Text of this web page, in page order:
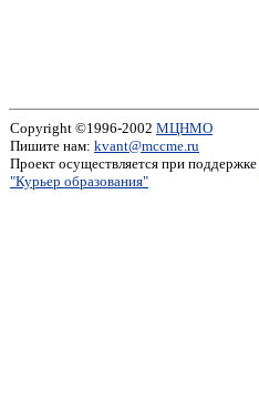
Copyright ©1996-2002 МЦНМО
Пишите нам: kvant@mccme.ru
Проект осуществляется при поддержке
"Курьер образования"